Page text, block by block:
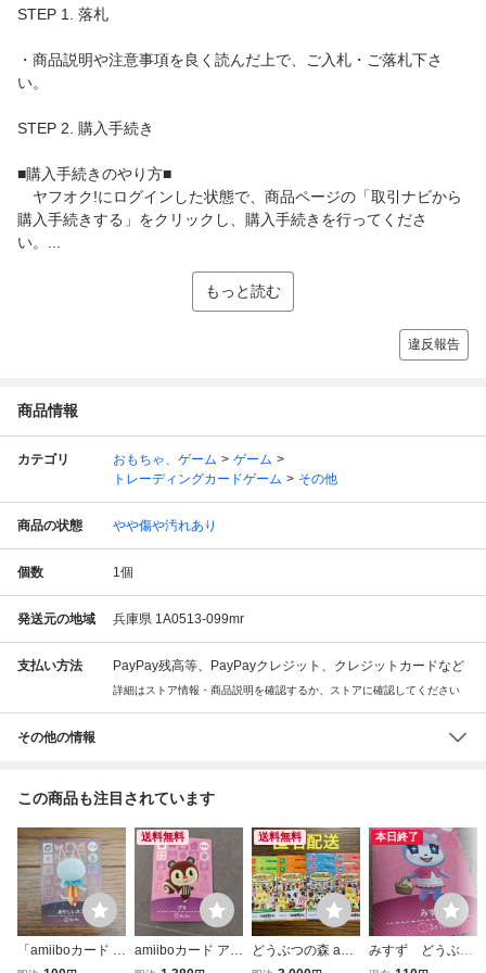
STEP 1. 落札
・商品説明や注意事項を良く読んだ上で、ご入札・ご落札下さ
い。
STEP 2. 購入手続き
■購入手続きのやり方■
ヤフオク!にログインした状態で、商品ページの「取引ナビから
購入手続きする」をクリックし、購入手続きを行ってくださ
い。...
もっと読む
違反報告
商品情報
カテゴリ おもちゃ、ゲーム
ゲーム
トレーディングカードゲーム
その他
商品の状態 やや傷や汚れあり
個数 1個
発送元の地域 兵庫県 1A0513-099mr
支払い方法 PayPay残高等、PayPayクレジット、クレジットカードなど
詳細はストア情報・商品説明を確認するか、ストアに確認してください
その他の情報
この商品も注目されています
「amiiboカード 1
14 あやしいネコ
送料無料
amiiboカード アミ
ーボカード どうぶ
送料無料
どうぶつの森 amii
boカード アミー
本日終了
みすず どうぶつ
の森 amiiboカー